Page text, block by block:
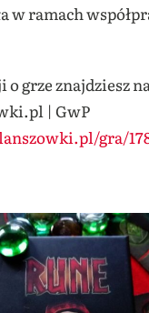
w ramach
grze znajdziesz
| GwP
gra/